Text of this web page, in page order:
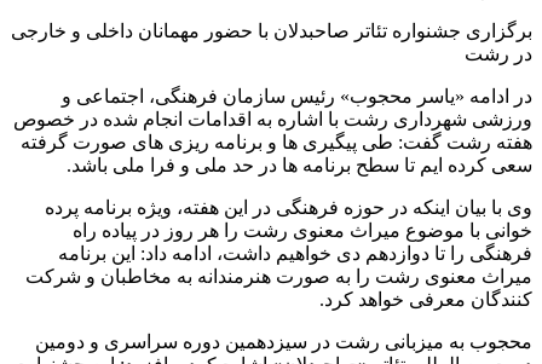
برگزاری جشنواره تئاتر صاحبدلان با حضور مهمانان داخلی و خارجی
در رشت
در ادامه «یاسر محجوب» رئیس سازمان فرهنگی، اجتماعی و
ورزشی شهرداری رشت با اشاره به اقدامات انجام شده در خصوص
هفته رشت گفت: طی پیگیری ها و برنامه ریزی های صورت گرفته
سعی کرده ایم تا سطح برنامه ها در حد ملی و فرا ملی باشد.
وی با بیان اینکه در حوزه فرهنگی در این هفته، ویژه برنامه پرده
خوانی با موضوع میراث معنوی رشت را هر روز در پیاده راه
فرهنگی را تا دوازدهم دی خواهیم داشت، ادامه داد: این برنامه
میراث معنوی رشت را به صورت هنرمندانه به مخاطبان و شرکت
کنندگان معرفی خواهد کرد.
محجوب به میزبانی رشت در سیزدهمین دوره سراسری و دومین